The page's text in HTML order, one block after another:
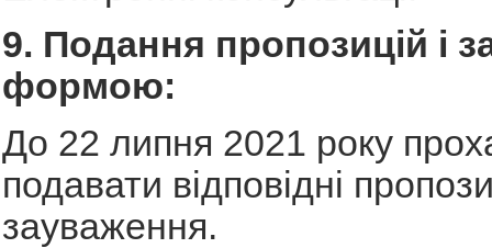
9. Подання пропозицій і
формою:
До 22 липня 2021 року
подавати відповідні
зауваження.